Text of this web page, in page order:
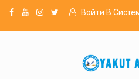
Войти В